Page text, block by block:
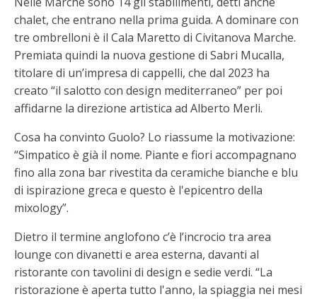
chalet, che entrano nella prima guida. A dominare con
tre ombrelloni è il Cala Maretto di Civitanova Marche.
Premiata quindi la nuova gestione di Sabri Mucalla,
titolare di un’impresa di cappelli, che dal 2023 ha
creato “il salotto con design mediterraneo” per poi
affidarne la direzione artistica ad Alberto Merli.
Cosa ha convinto Guolo? Lo riassume la motivazione:
“Simpatico è già il nome. Piante e fiori accompagnano
fino alla zona bar rivestita da ceramiche bianche e blu
di ispirazione greca e questo è l'epicentro della
mixology”.
Dietro il termine anglofono c’è l’incrocio tra area
lounge con divanetti e area esterna, davanti al
ristorante con tavolini di design e sedie verdi. “La
ristorazione è aperta tutto l'anno, la spiaggia nei mesi